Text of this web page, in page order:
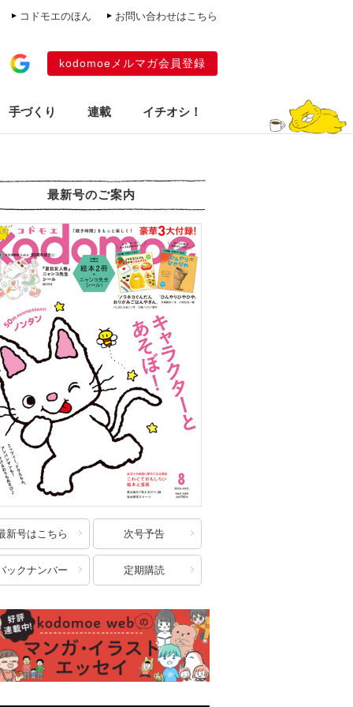
コドモエのほん お問い合わせはこちら
kodomoeメルマガ会員登録
手づくり 連載 イチオシ！
最新号のご案内
新号はこちら 次号予告
ックナンバー 定期購読